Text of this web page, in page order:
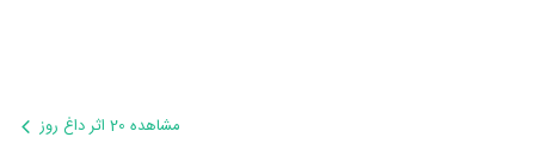
مشاهده 20 اثر داغ روز